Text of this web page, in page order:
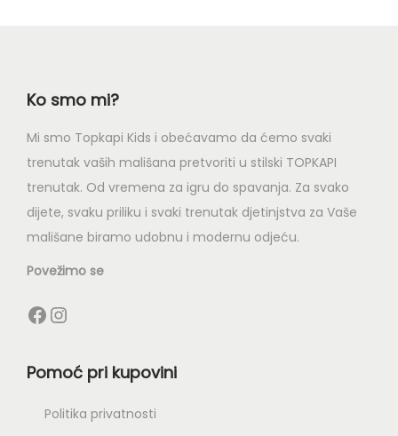
Ko smo mi?
Mi smo Topkapi Kids i obećavamo da ćemo svaki
trenutak vaših mališana pretvoriti u stilski TOPKAPI
trenutak. Od vremena za igru do spavanja. Za svako
dijete, svaku priliku i svaki trenutak djetinjstva za Vaše
mališane biramo udobnu i modernu odjeću.
Povežimo se
Pomoć pri kupovini
Politika privatnosti